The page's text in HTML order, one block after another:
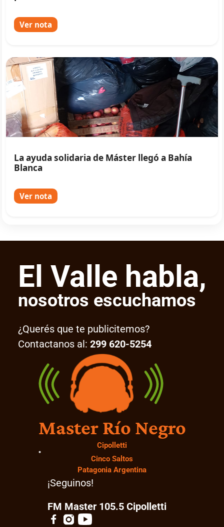
Ver nota
La ayuda solidaria de Máster llegó a Bahía
Blanca
Ver nota
El Valle habla,
nosotros escuchamos
¿Querés que te publicitemos?
Contactanos al: 299 620-5254
Master Río Negro
Cipolletti
Cinco Saltos
Patagonia Argentina
¡Seguinos!
FM Master 105.5 Cipolletti